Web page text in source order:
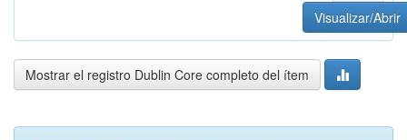
Visualizar/Abrir
Mostrar el registro Dublin Core completo del ítem